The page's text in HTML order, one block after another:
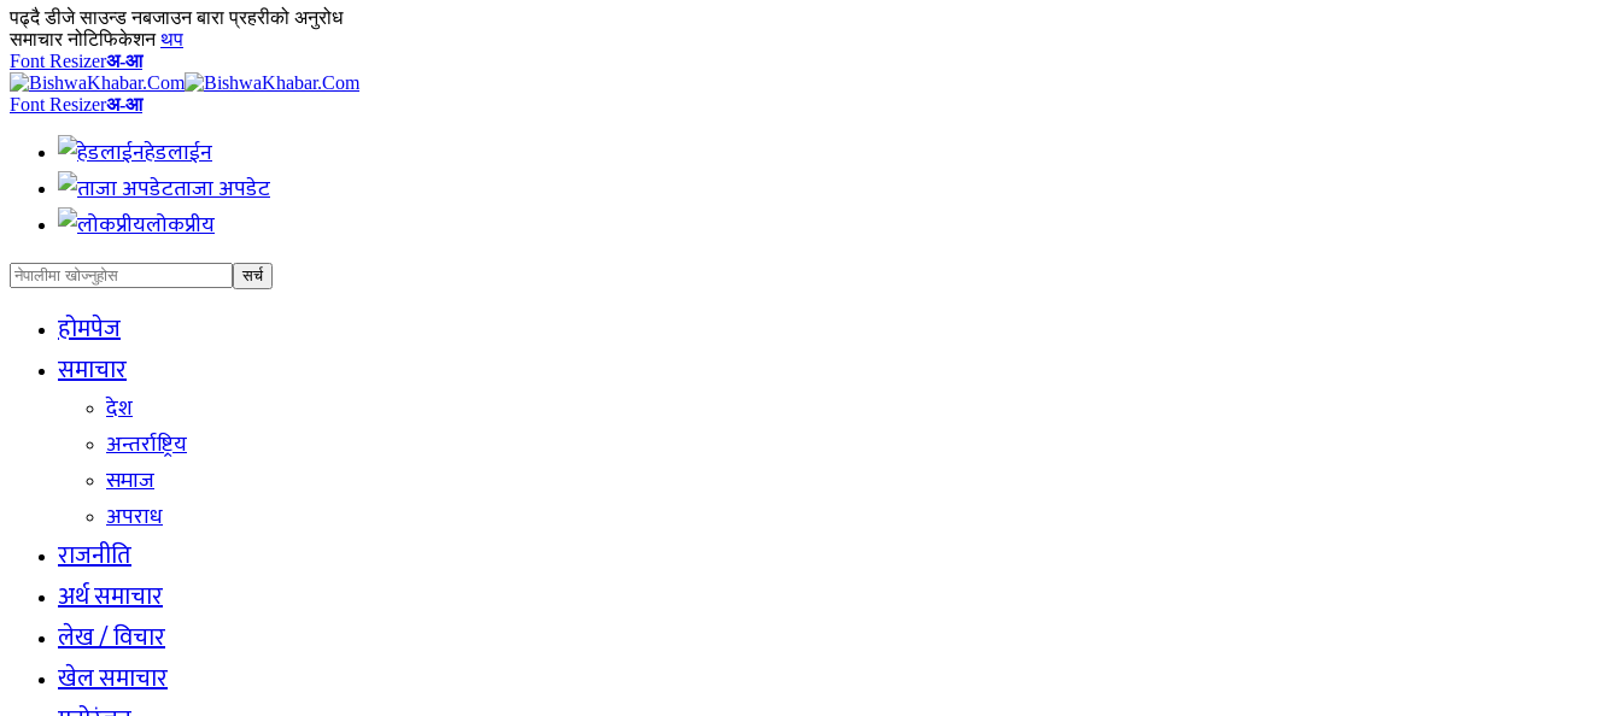
पढ्दै डीजे साउन्ड नबजाउन बारा प्रहरीको अनुरोध
समाचार नोटिफिकेशन थप
Font Resizerअ-आ
Font Resizerअ-आ
हेडलाईन
ताजा अपडेट
लोकप्रीय
होमपेज
समाचार
देश
अन्तर्राष्ट्रिय
समाज
अपराध
राजनीति
अर्थ समाचार
लेख / विचार
खेल समाचार